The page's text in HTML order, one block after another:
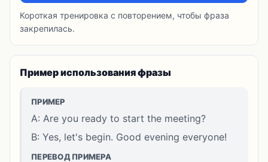
Короткая тренировка с повторением, чтобы фраза
закрепилась.
Пример использования фразы
ПРИМЕР
A: Are you ready to start the meeting?
B: Yes, let's begin. Good evening everyone!
ПЕРЕВОД ПРИМЕРА